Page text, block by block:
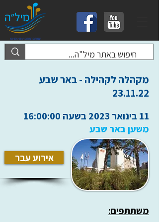
מקהלה לקהילה - באר שבע
23.11.22
11 בינואר 2023 בשעה 16:00:00
משען באר שבע
אירוע עבר
משתתפים: